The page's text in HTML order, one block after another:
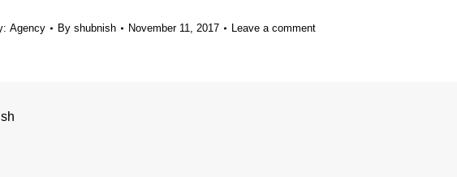
Agency By shubnish November 11, 2017 Leave a comment